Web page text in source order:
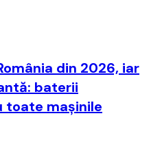
din 2026, iar
baterii
toate maşinile